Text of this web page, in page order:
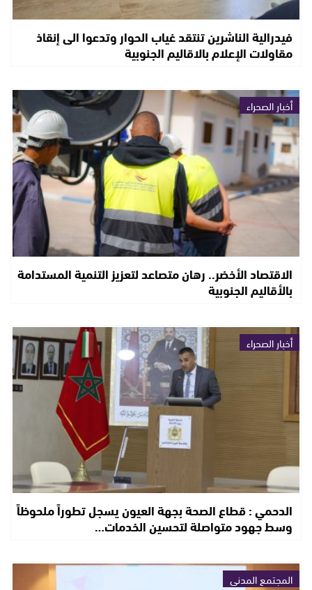
فيدرالية الناشرين تنتقد غياب الحوار وتدعوا الى إنقاذ
مقاولات الإعلام بالاقاليم الجنوبية
أخبار الصحراء
الاقتصاد الأخضر.. رهان متصاعد لتعزيز التنمية المستدامة
بالأقاليم الجنوبية
أخبار الصحراء
الدحمي : قطاع الصحة بجهة العيون يسجل تطوراً ملحوظاً
وسط جهود متواصلة لتحسين الخدمات…
المجتمع المدني